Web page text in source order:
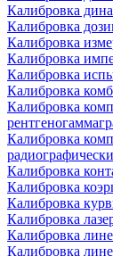
Калибровка
Калибровка
Калибровка
Калибровка
Калибровка
Калибровка
Калибровка
Калибровка
Калибровка
Калибровка
Калибровка
Калибровка
Калибровка
Калибровка